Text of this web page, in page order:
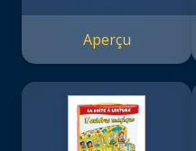
Aperçu